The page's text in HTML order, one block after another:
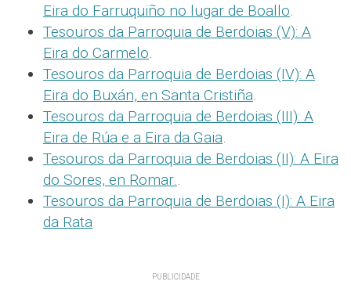
Eira do Farruquiño no lugar de Boallo.
Tesouros da Parroquia de Berdoias (V): A
Eira do Carmelo.
Tesouros da Parroquia de Berdoias (IV): A
Eira do Buxán, en Santa Cristiña.
Tesouros da Parroquia de Berdoias (III): A
Eira de Rúa e a Eira da Gaia.
Tesouros da Parroquia de Berdoias (II): A Eira
do Sores, en Romar..
Tesouros da Parroquia de Berdoias (I): A Eira
da Rata